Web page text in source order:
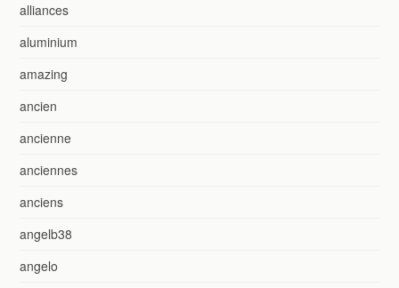
alliances
aluminium
amazing
ancien
ancienne
anciennes
anciens
angelb38
angelo